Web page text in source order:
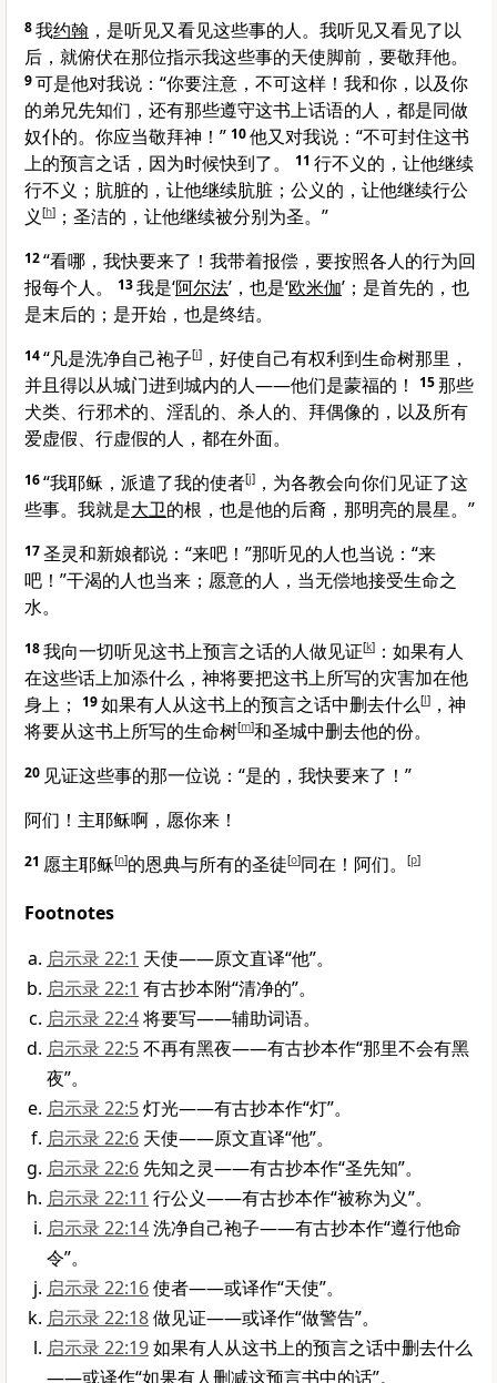
8我约翰 ，是听见又看见这些事的人。我听见又看见了以
后，就俯伏在那位指示我这些事的天使脚前，要敬拜他。
9可是他对我说：“你要注意，不可这样！我和你，以及你
的弟兄先知们，还有那些遵守这书上话语的人，都是同做
奴仆的。你应当敬拜神！” 10他又对我说：“不可封住这书
上的预言之话，因为时候快到了。
11 行不义的，让他继续
行不义；肮脏的，让他继续肮脏；公义的，让他继续行公
义 [h] ；圣洁的，让他继续被分别为圣。”
12“看哪，我快要来了！我带着报偿，要按照各人的行为回
报每个人。
13我是‘阿尔法’，也是‘欧米伽’；是首先的，也
是末后的；是开始，也是终结。
14“凡是洗净自己袍子[i] ，好使自己有权利到生命树那里，
并且得以从城门进到城内的人——他们是蒙福的！
15那些
犬类、行邪术的、淫乱的、杀人的、拜偶像的，以及所有
爱虚假、行虚假的人，都在外面。
16“我耶稣，派遣了我的使者[j] ，为各教会向你们见证了这
些事。我就是大卫的根，也是他的后裔，那明亮的晨星。”
17圣灵和新娘都说：“来吧！”那听见的人也当说：“来
吧！”干渴的人也当来；愿意的人，当无偿地接受生命之
水。
18我向一切听见这书上预言之话的人做见证[k] ：如果有人
在这些话上加添什么，神将要把这书上所写的灾害加在他
身上；
19如果有人从这书上的预言之话中删去什么[l] ，神
将要从这书上所写的生命树[m]和圣城中删去他的份。
20 见证这些事的那一位说： “是的，我快要来了！”
阿们！主耶稣啊，愿你来！
21 愿主耶稣[n]的恩典与所有的圣徒[o]同在！阿们。 [p]
Footnotes
启示录 22:1 天使——原文直译“他”。
启示录 22:1 有古抄本附“清净的”。
启示录 22:4将要写——辅助词语。
启示录 22:5不再有黑夜——有古抄本作“那里不会有黑
夜”。
启示录 22:5灯光——有古抄本作“灯”。
启示录 22:6 天使——原文直译“他”。
启示录 22:6 先知之灵——有古抄本作“圣先知”。
启示录 22:11 行公义——有古抄本作“被称为义”。
启示录 22:14洗净自己袍子——有古抄本作“遵行他命
令”。
启示录 22:16使者——或译作“天使”。
启示录 22:18做见证——或译作“做警告”。
启示录 22:19如果有人从这书上的预言之话中删去什么
——或译作“如果有人删减这预言书中的话”。